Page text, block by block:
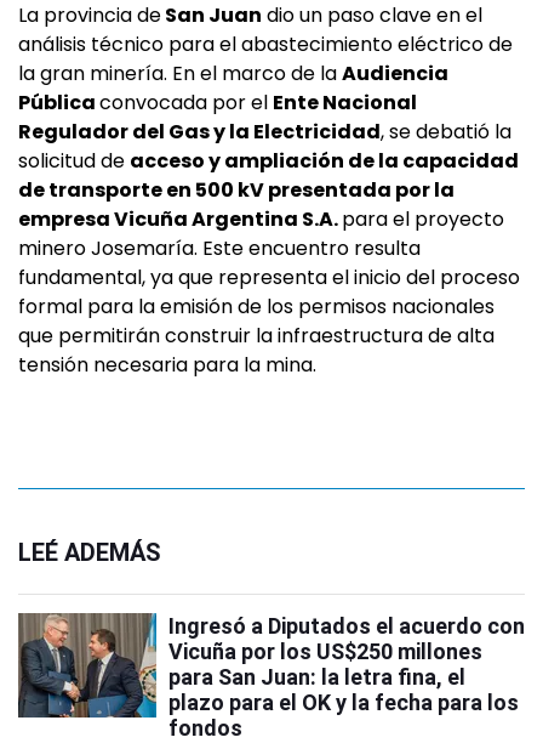
La provincia deSan Juan dio un paso clave en el
análisis técnico para el abastecimiento eléctrico de
la gran minería. En el marco de laAudiencia
Públicaconvocada por el Ente Nacional
Regulador del Gas y la Electricidad, se debatió la
solicitud de acceso y ampliación de la capacidad
de transporte en 500 kV presentada por la
empresa Vicuña Argentina S.A.para el proyecto
minero Josemaría. Este encuentro resulta
fundamental, ya que representa el inicio del proceso
formal para la emisión de los permisos nacionales
que permitirán construir la infraestructura de alta
tensión necesaria para la mina.
LEÉ ADEMÁS
Ingresó a Diputados el acuerdo con
Vicuña por los US$250 millones
para San Juan: la letra fina, el
plazo para el OK y la fecha para los
fondos